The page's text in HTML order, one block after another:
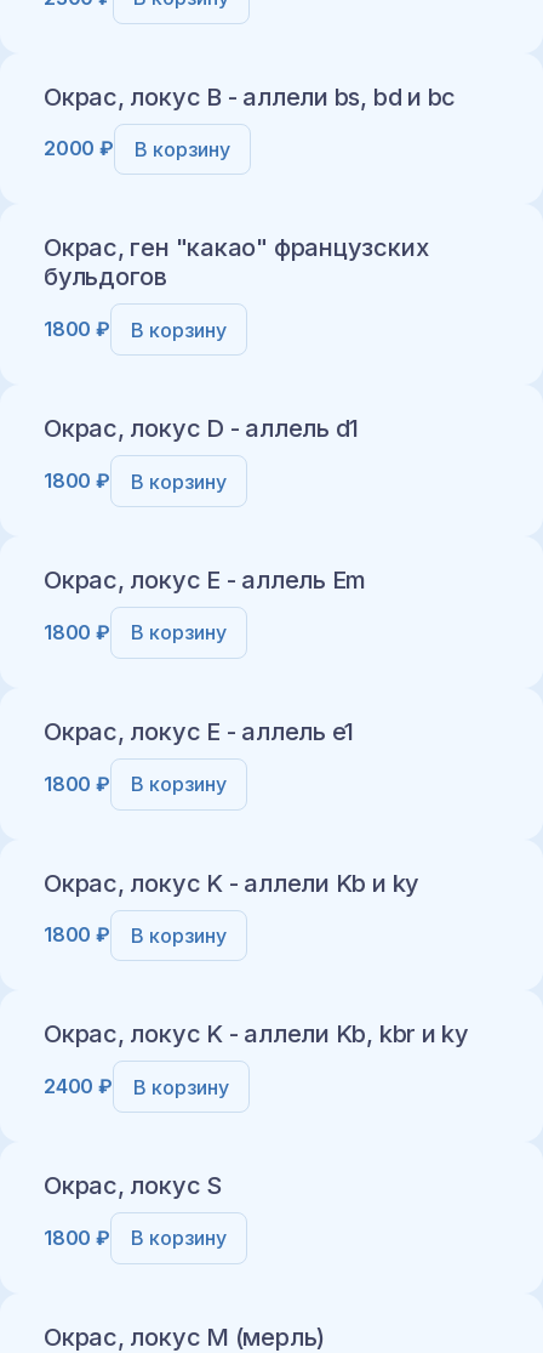
Окрас, локус B - аллели bs, bd и bc
Добавить в корзину
2000 ₽ В корзину
Окрас, ген "какао" французских
бульдогов
1800 ₽ В корзину
Окрас, локус D - аллель d1
1800 ₽ В корзину
Окрас, локус E - аллель Em
1800 ₽ В корзину
Окрас, локус E - аллель e1
1800 ₽ В корзину
Окрас, локус K - аллели Kb и ky
1800 ₽ В корзину
Окрас, локус K - аллели Kb, kbr и ky
2400 ₽ В корзину
Окрас, локус S
1800 ₽ В корзину
Окрас, локус M (мерль)